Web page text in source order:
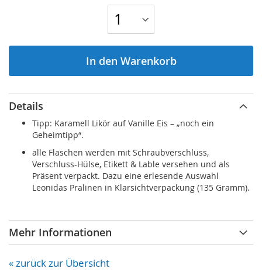
Details
Tipp: Karamell Likör auf Vanille Eis – „noch ein
Geheimtipp“.
alle Flaschen werden mit Schraubverschluss,
Verschluss-Hülse, Etikett & Lable versehen und als
Präsent verpackt. Dazu eine erlesende Auswahl
Leonidas Pralinen in Klarsichtverpackung (135 Gramm).
Mehr Informationen
« zurück zur Übersicht
In den Warenkorb